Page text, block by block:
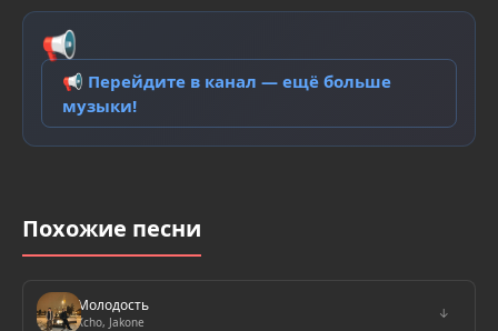
📢
📢 Перейдите в канал — ещё больше
музыки!
Похожие песни
Молодость
Xcho, Jakone
↓